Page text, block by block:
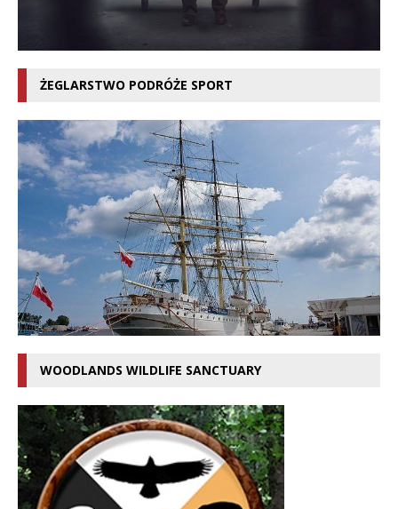
ŻEGLARSTWO PODRÓŻE SPORT
WOODLANDS WILDLIFE SANCTUARY